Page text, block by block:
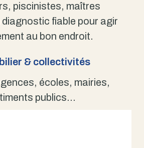
piscinistes, maîtres
diagnostic fiable pour agir
au bon endroit.
& collectivités
écoles, mairies,
publics…